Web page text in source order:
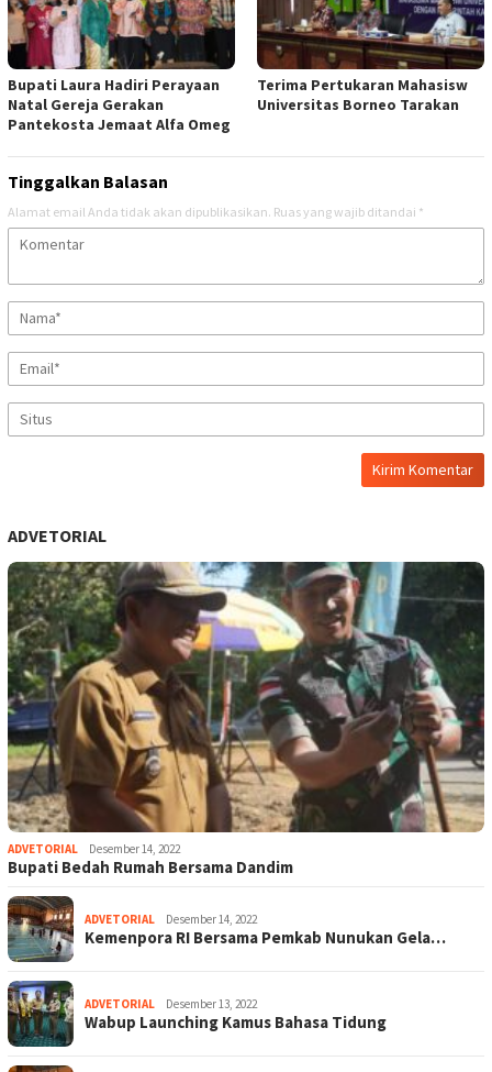
Bupati Laura Hadiri Perayaan
Natal Gereja Gerakan
Pantekosta Jemaat Alfa Omeg
Terima Pertukaran Mahasisw
Universitas Borneo Tarakan
Tinggalkan Balasan
Alamat email Anda tidak akan dipublikasikan. Ruas yang wajib ditandai *
ADVETORIAL
ADVETORIAL Desember 14, 2022
Bupati Bedah Rumah Bersama Dandim
ADVETORIAL Desember 14, 2022
Kemenpora RI Bersama Pemkab Nunukan Gela…
ADVETORIAL Desember 13, 2022
Wabup Launching Kamus Bahasa Tidung